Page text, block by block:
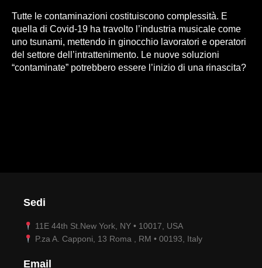
Tutte le contaminazioni costituiscono complessità. E
quella di Covid-19 ha travolto l’industria musicale come
uno tsunami, mettendo in ginocchio lavoratori e operatori
del settore dell’intrattenimento. Le nuove soluzioni
“contaminate” potrebbero essere l’inizio di una rinascita?
Sedi
11E 44th St.New York, NY • 10017, USA
P.za A. Capponi, 13 Roma , RM • 00193, Italy
Email